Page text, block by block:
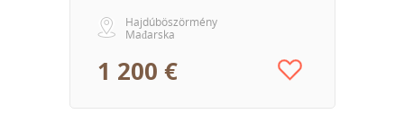
Hajdúböszörmény
Mađarska
1 200 €